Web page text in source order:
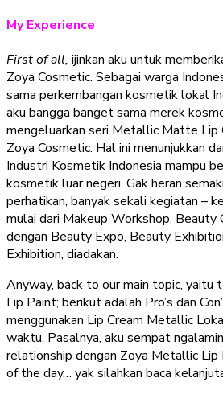
My Experience
First of all, ijinkan aku untuk
Zoya Cosmetic. Sebagai warga
sama perkembangan kosmetik lokal
aku bangga banget sama merek
mengeluarkan seri Metallic Matte Lip
Zoya Cosmetic. Hal ini menunjukkan
Industri Kosmetik Indonesia mampu
kosmetik luar negeri. Gak heran
perhatikan, banyak sekali kegiatan –
mulai dari Makeup Workshop, Beauty
dengan Beauty Expo, Beauty
Exhibition, diadakan.
Anyway, back to our main topic,
Lip Paint; berikut adalah Pro’s dan
menggunakan Lip Cream Metallic
waktu. Pasalnya, aku sempat
relationship dengan Zoya Metallic
of the day… yak silahkan baca